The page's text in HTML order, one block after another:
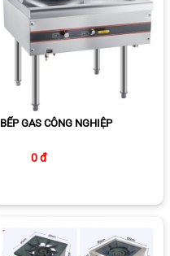
BẾP GAS CÔNG NGHIỆP
0 đ